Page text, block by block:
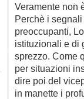
Veramente non
Perchè i
preoccupanti,
istituzionali e di
sprezzo. Come
per situazioni
dire poi del
in manette i